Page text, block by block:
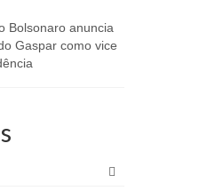
Bolsonaro anuncia
Gaspar como vice